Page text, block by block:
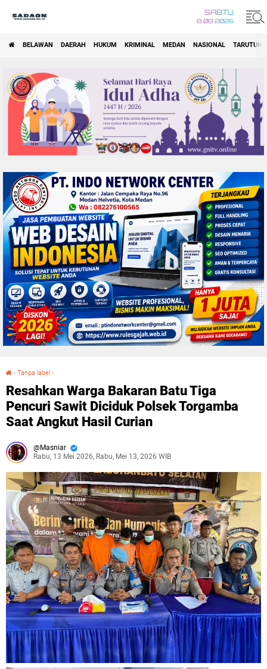
SABTU
8 08 2026
BELAWAN DAERAH HUKUM KRIMINAL MEDAN NASIONAL TARUTUNG
› Tanpa label ›
Resahkan Warga Bakaran Batu Tiga
Pencuri Sawit Diciduk Polsek Torgamba
Saat Angkut Hasil Curian
Masniar
Rabu, 13 Mei 2026, Rabu, Mei 13, 2026 WIB